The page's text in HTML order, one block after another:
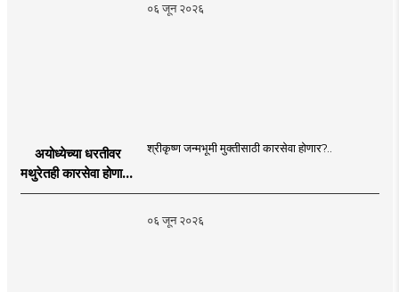
०६ जून २०२६
अयोध्येच्या धरतीवर
मथुरेतही कारसेवा होणार?
| Shri Krishna
श्रीकृष्ण जन्मभूमी मुक्तीसाठी कारसेवा होणार?..
०६ जून २०२६